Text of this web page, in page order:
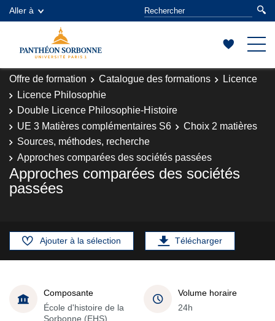
Aller à
Offre de formation Catalogue des formations
Licence
Licence Philosophie
Double Licence Philosophie-Histoire
UE 3 Matières complémentaires S6
Choix 2 matières
Sources, méthodes, recherche
Approches comparées des sociétés passées
Approches comparées des sociétés
passées
Ajouter à la sélection Télécharger
Composante
École d'histoire de la
Sorbonne (EHS)
Volume horaire
24h